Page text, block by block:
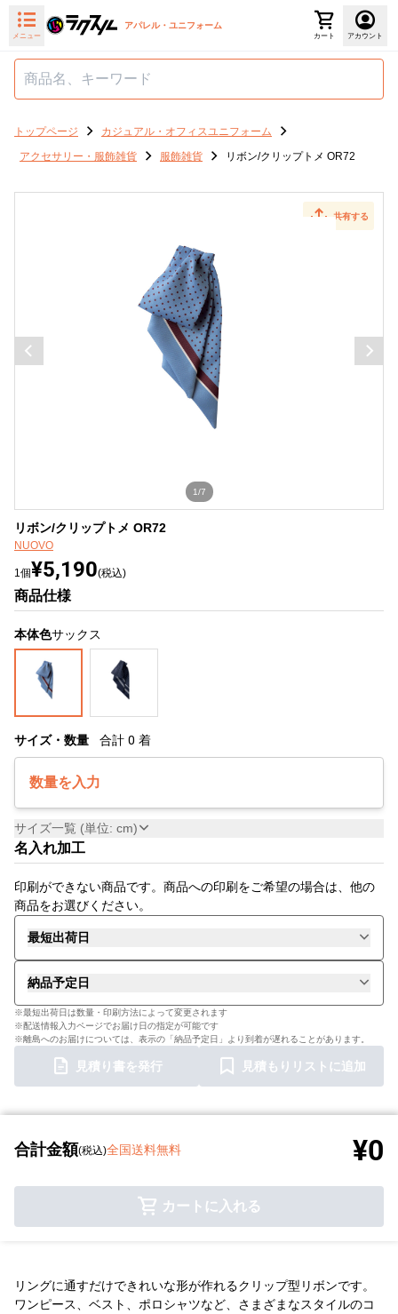
メニュー
アパレル・ユニフォーム
カート アカウント
トップページ
カジュアル・オフィスユニフォーム
アクセサリー・服飾雑貨
服飾雑貨 リボン/クリップトメ OR72
共有する
1/7
リボン/クリップトメ OR72
NUOVO
1個¥5,190(税込)
商品仕様
本体色サックス
サイズ・数量 合計 0 着
数量を入力
サイズ一覧 (単位: cm)
名入れ加工
印刷ができない商品です。商品への印刷をご希望の場合は、他の
商品をお選びください。
最短出荷日
納品予定日
※最短出荷日は数量・印刷方法によって変更されます
※配送情報入力ページでお届け日の指定が可能です
※離島へのお届けについては、表示の「納品予定日」より到着が遅れることがあります。
見積り書を発行 見積もりリストに追加
合計金額(税込)全国送料無料 ¥0
カートに入れる
リングに通すだけできれいな形が作れるクリップ型リボンです。
ワンピース、ベスト、ポロシャツなど、さまざまなスタイルのコ